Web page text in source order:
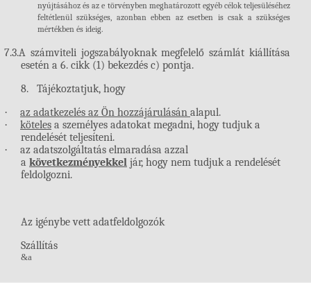
nyújtásához és az e törvényben meghatározott egyéb célok teljesüléséhez
feltétlenül szükséges, azonban ebben az esetben is csak a szükséges
mértékben és ideig.
7.3.A számviteli jogszabályoknak megfelelő számlát kiállítása
esetén a 6. cikk (1) bekezdés c) pontja.
8.
Tájékoztatjuk, hogy
· az adatkezelés az Ön hozzájárulásán alapul.
· köteles a személyes adatokat megadni, hogy tudjuk a
rendelését teljesíteni.
·
az adatszolgáltatás elmaradása azzal
a következményekkel jár, hogy nem tudjuk a rendelését
feldolgozni.
Az igénybe vett adatfeldolgozók
Szállítás
&a